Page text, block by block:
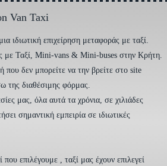
Van Taxi
ιδιωτική επιχείρηση μεταφοράς με ταξί.
με Ταξί, Mini-vans & Mini-buses στην Κρήτη.
που δεν μπορείτε να την βρείτε στο site
της διαθέσιμης φόρμας.
μας, όλα αυτά τα χρόνια, σε χιλιάδες
σημαντική εμπειρία σε ιδιωτικές
που επιλέγουμε , ταξί μας έχουν επιλεγεί